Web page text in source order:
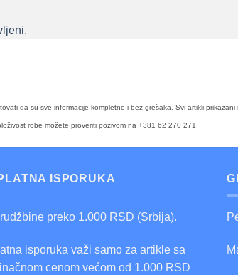
.
da su sve informacije kompletne i bez grešaka. Svi artikli
robe možete proveriti pozivom na +381 62 270 271
ISPORUKA
preko 1.000 RSD (Srbija).
isporuka važi samo za artikle sa
cenom većom od 1.000 RSD